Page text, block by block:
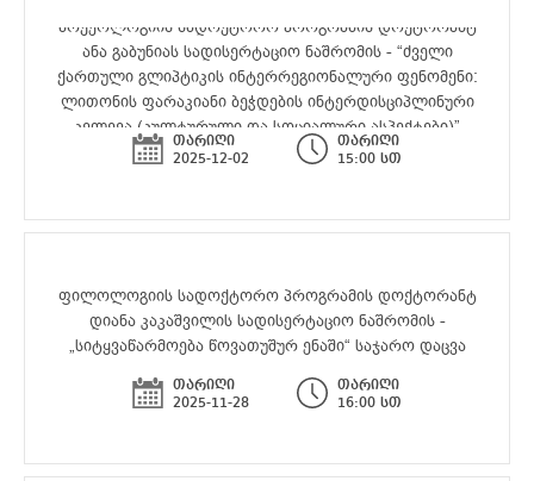
არქეოლოგიის სადოქტორო პროგრამის დოქტორანტ
ანა გაბუნიას სადისერტაციო ნაშრომის - “ძველი
ქართული გლიპტიკის ინტერრეგიონალური ფენომენი:
ლითონის ფარაკიანი ბეჭდების ინტერდისციპლინური
კვლევა (კულტურული და სოციალური ასპექტები)”
თარიღი
2025-12-02
თარიღი
15:00 სთ
ფილოლოგიის სადოქტორო პროგრამის დოქტორანტ
დიანა კაკაშვილის სადისერტაციო ნაშრომის -
„სიტყვაწარმოება წოვათუშურ ენაში“ საჯარო დაცვა
თარიღი
2025-11-28
თარიღი
16:00 სთ